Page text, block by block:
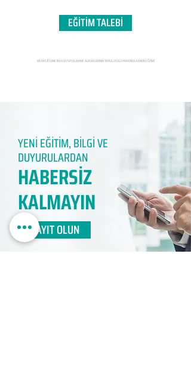
EĞİTİM TALEBİ
MERKEZİ YÖNETİM 6183 SAYILI AMME ALACAKLARININ TAHSİL USULÜ HAKKINDA KANUN EĞİTİMİ
YENİ EĞİTİM, BİLGİ VE
DUYURULARDAN
HABERSİZ
KALMAYIN​
KAYIT OLUN